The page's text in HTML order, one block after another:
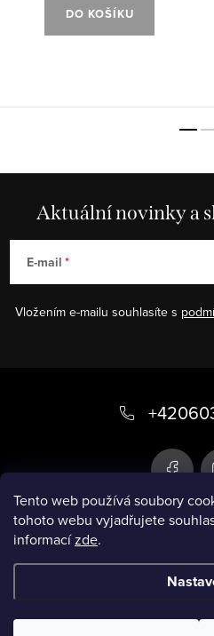
Tento web používá soubory
tohoto webu vyjadřujete
informacízde.
DO KOŠÍKU
Aktuální novinky a
E-mail
Vložením e-mailu souhlasíte s
a
Infobox